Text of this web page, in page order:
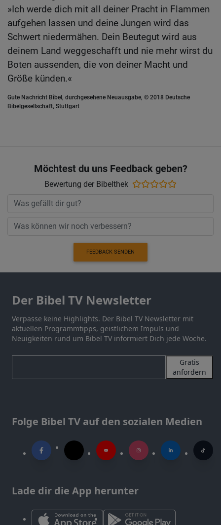
»Ich werde dich mit all deiner Pracht in Flammen
aufgehen lassen und deine Jungen wird das
Schwert niedermähen. Dein Beutegut wird aus
deinem Land weggeschafft und nie mehr wirst du
Boten aussenden, die von deiner Macht und
Größe künden.«
Gute Nachricht Bibel, durchgesehene Neuausgabe, © 2018 Deutsche
Bibelgesellschaft, Stuttgart
Möchtest du uns Feedback geben?
Bewertung der Bibelthek
FEEDBACK SENDEN
Der Bibel TV Newsletter
Verpasse keine Highlights. Der Bibel TV Newsletter mit
aktuellen Programmtipps, geistlichem Impuls und
Neuigkeiten rund um Bibel TV informiert Dich jede Woche.
Gratis
anfordern
Folge Bibel TV auf den sozialen Medien
Lade dir die App herunter